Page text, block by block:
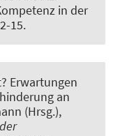
in der
15.
Erwartungen
an
(Hrsg.),